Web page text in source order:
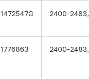
1472547G 2400-
1776863 2400-